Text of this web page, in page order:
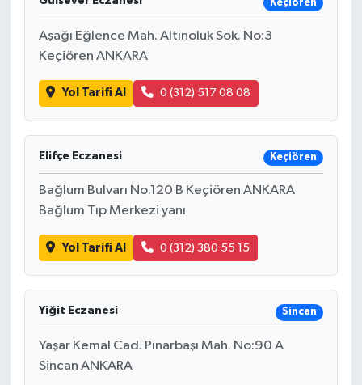
Keçiören
Aşağı Eğlence Mah. Altınoluk Sok. No:3
Keçiören ANKARA
Yol Tarifi Al 0 (312) 517 08 08
Elifçe Eczanesi Keçiören
Bağlum Bulvarı No.120 B Keçiören ANKARA
Bağlum Tıp Merkezi yanı
Yol Tarifi Al 0 (312) 380 55 15
Yiğit Eczanesi Sincan
Yaşar Kemal Cad. Pınarbaşı Mah. No:90 A
Sincan ANKARA